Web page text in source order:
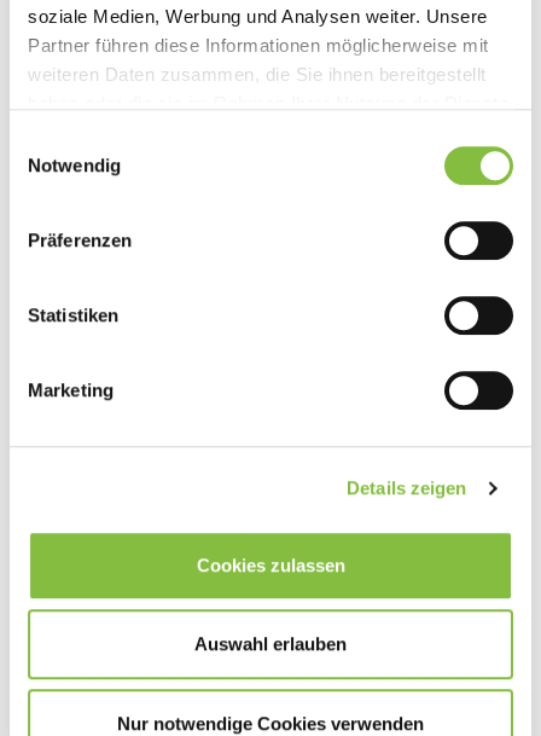
soziale Medien, Werbung und Analysen weiter. Unsere
Partner führen diese Informationen möglicherweise mit
weiteren Daten zusammen, die Sie ihnen bereitgestellt
Notwendig
Präferenzen
Statistiken
Marketing
Details zeigen
Cookies zulassen
Auswahl erlauben
Nur notwendige Cookies verwenden